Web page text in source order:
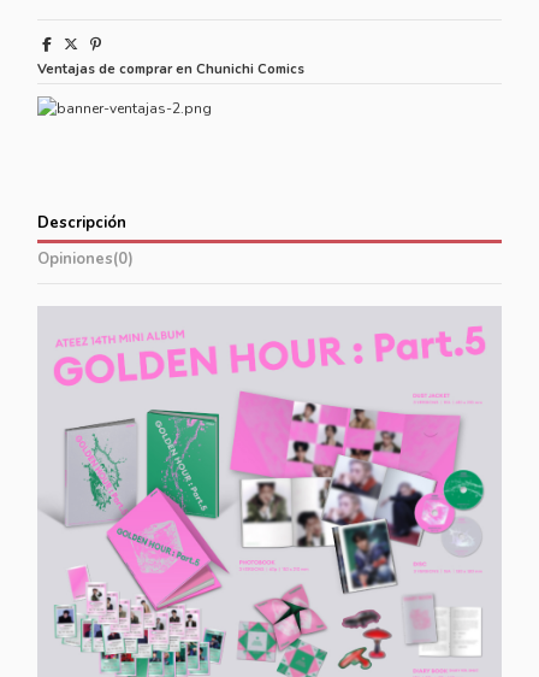
Ventajas de comprar en Chunichi Comics
Descripción
Opiniones(0)